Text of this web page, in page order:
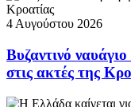
4 Αυγούστου 2026
Βυζαντινό
στις ακτές της